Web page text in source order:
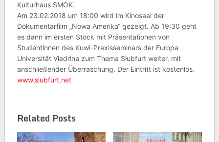
Kulturhaus SMOK.
Am 23.02.2018 um 18:00 wird im Kinosaal der
Dokumentarfilm „Nowa Amerika“ gezeigt. Ab 19:30 geht
es dann im ersten Stock mit Präsentationen von
Studentinnen des Kuwi-Praxisseminars der Europa
Universität Viadrina zum Thema Słubfurt weiter, mit
anschließender Überraschung. Der Eintritt ist kostenlos.
www.slubfurt.net
Related Posts